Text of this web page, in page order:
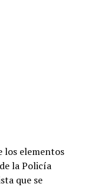
los elementos
la Policía
que se